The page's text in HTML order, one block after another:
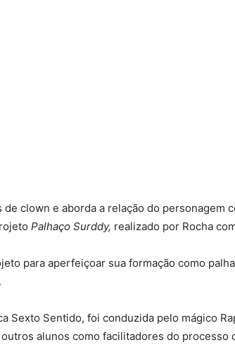
clown e aborda a relação do personagem
Palhaço Surddy, realizado por Rocha
para aperfeiçoar sua formação como
Sexto Sentido, foi conduzida pelo mágico
alunos como facilitadores do